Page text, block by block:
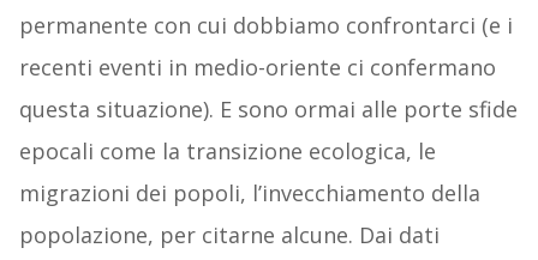
permanente con cui dobbiamo confrontarci (e i
recenti eventi in medio-oriente ci confermano
questa situazione). E sono ormai alle porte sfide
epocali come la transizione ecologica, le
migrazioni dei popoli, l’invecchiamento della
popolazione, per citarne alcune. Dai dati